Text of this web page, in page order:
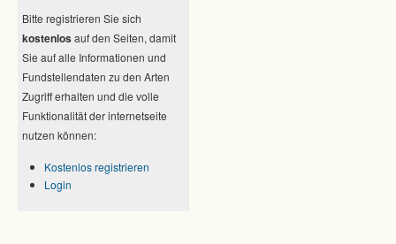
Bitte registrieren Sie sich
kostenlos auf den Seiten, damit
Sie auf alle Informationen und
Fundstellendaten zu den Arten
Zugriff erhalten und die volle
Funktionalität der internetseite
nutzen können:
Kostenlos registrieren
Login